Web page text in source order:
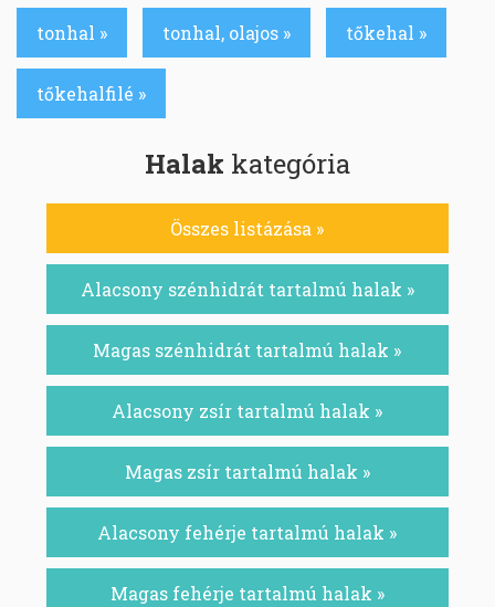
tonhal » tonhal, olajos » tőkehal »
tőkehalfilé »
Halak kategória
Összes listázása »
Alacsony szénhidrát tartalmú halak »
Magas szénhidrát tartalmú halak »
Alacsony zsír tartalmú halak »
Magas zsír tartalmú halak »
Alacsony fehérje tartalmú halak »
Magas fehérje tartalmú halak »